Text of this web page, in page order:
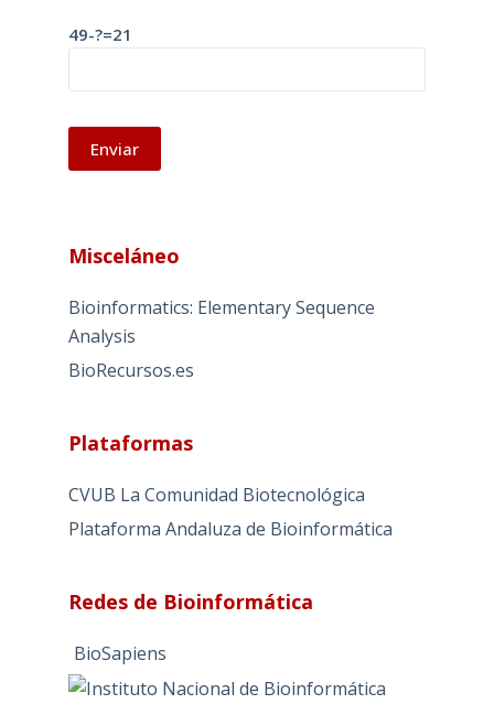
49-?=21
t
r
n
a
v
:
Misceláneo
Bioinformatics: Elementary Sequence
Analysis
BioRecursos.es
Plataformas
CVUB La Comunidad Biotecnológica
Plataforma Andaluza de Bioinformática
Redes de Bioinformática
BioSapiens